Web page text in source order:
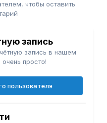
чтобы оставить
запись
запись в нашем
просто!
пользователя